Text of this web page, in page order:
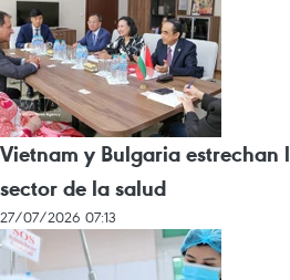
Vietnam y Bulgaria estrechan
sector de la salud
27/07/2026 07:13